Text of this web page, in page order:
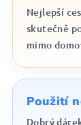
Nejlepší
skutečně
mimo
Použití
Dobrý